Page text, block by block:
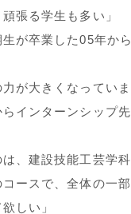
張る学生も多い」
が卒業した05年から
が大きくなっていま
インターンシップ先
、建設技能工芸学科
ースで、全体の一部
しい」